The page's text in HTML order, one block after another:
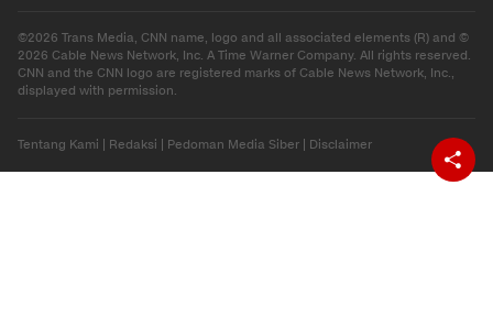
©2026 Trans Media, CNN name, logo and all associated elements (R) and ©
2026 Cable News Network, Inc. A Time Warner Company. All rights reserved.
CNN and the CNN logo are registered marks of Cable News Network, Inc.,
displayed with permission.
Tentang Kami | Redaksi | Pedoman Media Siber | Disclaimer